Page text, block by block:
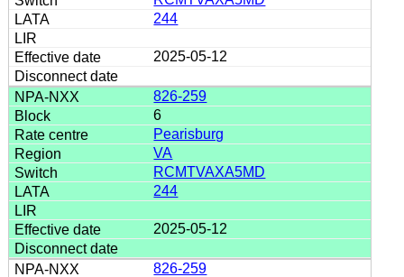
244
2025-05-12
826-259
6
Pearisburg
VA
RCMTVAXA5MD
244
2025-05-12
826-259